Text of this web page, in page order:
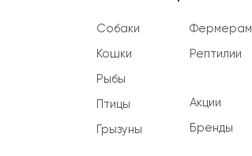
Собаки
Кошки
Рыбы
Птицы
Грызуны
Фермерам
Рептилии
Акции
Бренды